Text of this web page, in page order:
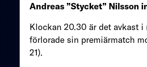
Andreas ”Stycket” Nilsson
Klockan 20.30 är det avkast
förlorade sin premiärmatch
21).